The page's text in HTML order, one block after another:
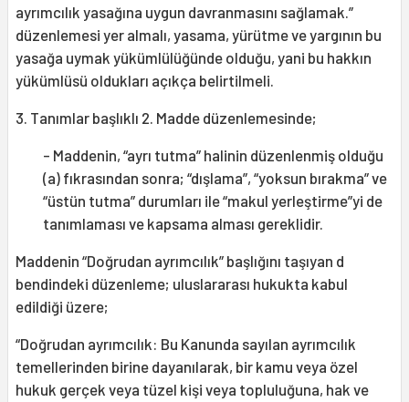
ayrımcılık yasağına uygun davranmasını sağlamak.”
düzenlemesi yer almalı, yasama, yürütme ve yargının bu
yasağa uymak yükümlülüğünde olduğu, yani bu hakkın
yükümlüsü oldukları açıkça belirtilmeli.
3. Tanımlar başlıklı 2. Madde düzenlemesinde;
- Maddenin, “ayrı tutma” halinin düzenlenmiş olduğu
(a) fıkrasından sonra; “dışlama”, “yoksun bırakma” ve
“üstün tutma” durumları ile “makul yerleştirme”yi de
tanımlaması ve kapsama alması gereklidir.
Maddenin “Doğrudan ayrımcılık” başlığını taşıyan d
bendindeki düzenleme; uluslararası hukukta kabul
edildiği üzere;
“Doğrudan ayrımcılık: Bu Kanunda sayılan ayrımcılık
temellerinden birine dayanılarak, bir kamu veya özel
hukuk gerçek veya tüzel kişi veya topluluğuna, hak ve